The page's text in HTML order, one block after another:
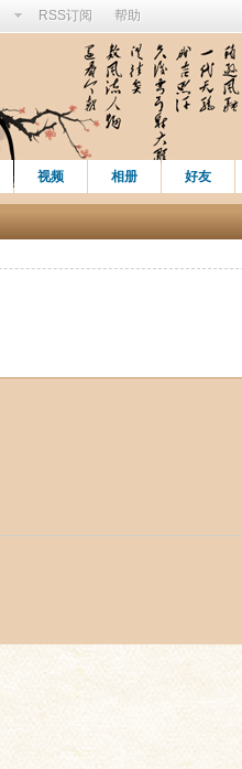
RSS订阅 帮助
视频 相册 好友